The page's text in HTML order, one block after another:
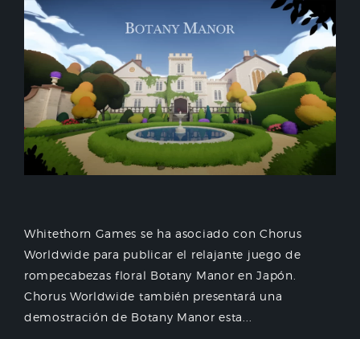
Whitethorn Games se ha asociado con Chorus
Worldwide para publicar el relajante juego de
rompecabezas floral Botany Manor en Japón.
Chorus Worldwide también presentará una
demostración de Botany Manor esta...